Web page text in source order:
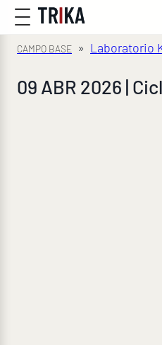
» Laboratorio
09 ABR 2026 |